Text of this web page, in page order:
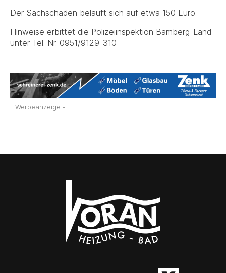
Der Sachschaden beläuft sich auf etwa 150 Euro.
Hinweise erbittet die Polizeiinspektion Bamberg-Land
unter Tel. Nr. 0951/9129-310
- Werbeanzeige -